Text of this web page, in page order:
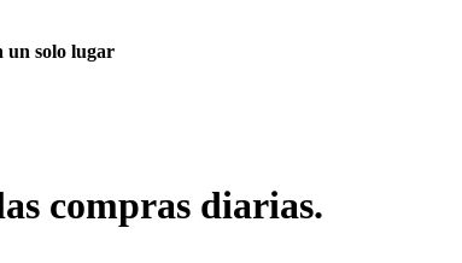
un solo lugar
compras diarias.